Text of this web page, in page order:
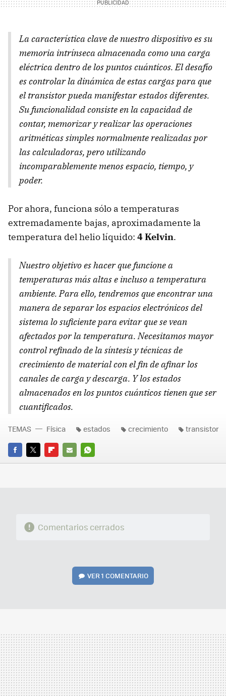
La característica clave de nuestro dispositivo es su
memoria intrínseca almacenada como una carga
eléctrica dentro de los puntos cuánticos. El desafío
es controlar la dinámica de estas cargas para que
el transistor pueda manifestar estados diferentes.
Su funcionalidad consiste en la capacidad de
contar, memorizar y realizar las operaciones
aritméticas simples normalmente realizadas por
las calculadoras, pero utilizando
incomparablemente menos espacio, tiempo, y
poder.
Por ahora, funciona sólo a temperaturas
extremadamente bajas, aproximadamente la
temperatura del helio líquido: 4 Kelvin.
Nuestro objetivo es hacer que funcione a
temperaturas más altas e incluso a temperatura
ambiente. Para ello, tendremos que encontrar una
manera de separar los espacios electrónicos del
sistema lo suficiente para evitar que se vean
afectados por la temperatura. Necesitamos mayor
control refinado de la síntesis y técnicas de
crecimiento de material con el fin de afinar los
canales de carga y descarga. Y los estados
almacenados en los puntos cuánticos tienen que ser
cuantificados.
FACEBOOK
TWITTERFLIPBOARD
E-
WHATSAPP
TEMAS Física estados crecimiento transistor
Comentarios cerrados
VER1 COMENTARIO